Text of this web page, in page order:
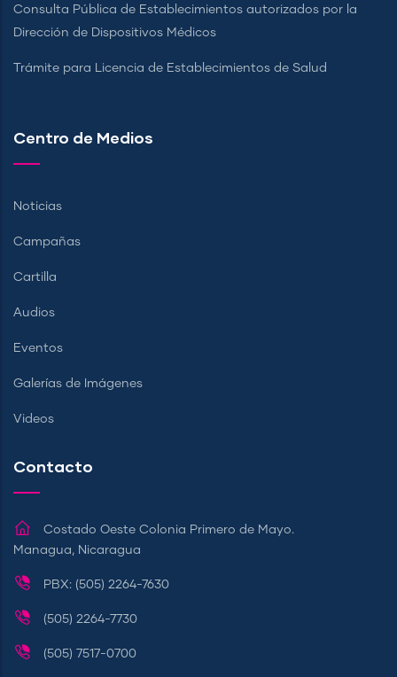
Consulta Pública de Establecimientos autorizados por la
Dirección de Dispositivos Médicos
Trámite para Licencia de Establecimientos de Salud
Centro de Medios
Noticias
Campañas
Cartilla
Audios
Eventos
Galerías de Imágenes
Videos
Contacto
Costado Oeste Colonia Primero de Mayo.
Managua, Nicaragua
PBX: (505) 2264-7630
(505) 2264-7730
(505) 7517-0700